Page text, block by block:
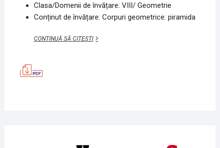
Clasa/Domenii de învățare: VIII/ Geometrie
Conținut de învățare: Corpuri geometrice: piramida
CONTINUĂ SĂ CITEȘTIELEMENTELE